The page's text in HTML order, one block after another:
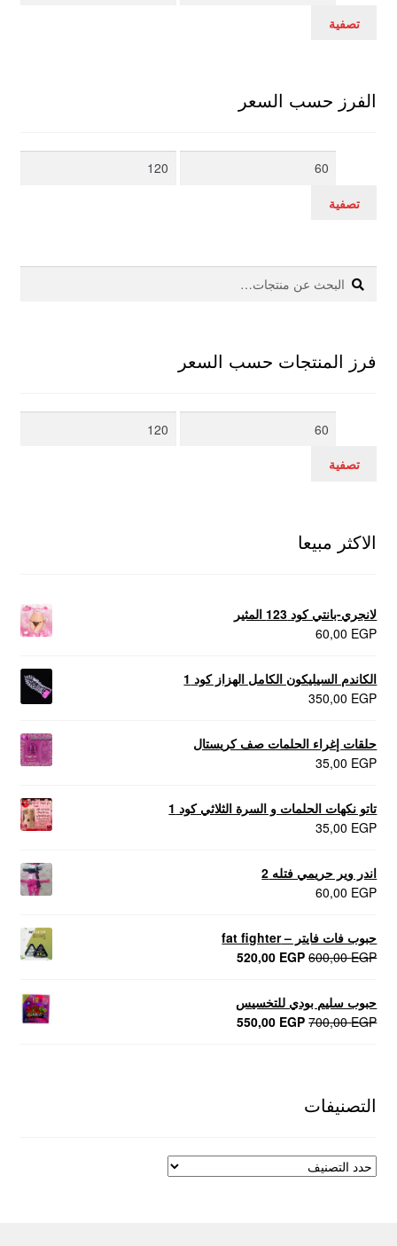
تصفية
الفرز حسب السعر
أدنى
أعلى
تصفية
البحث
عن:
بحث
فرز المنتجات حسب السعر
أدنى
أعلى
تصفية
الاكثر مبيعا
لانجري-بانتي كود 123 المثير
60,00 EGP
الكاندم السيليكون الكامل الهزاز كود 1
350,00 EGP
حلقات إغراء الحلمات صف كريستال
35,00 EGP
تاتو نكهات الحلمات و السرة الثلاثي كود 1
35,00 EGP
اندر وير حريمي فتله 2
60,00 EGP
حبوب فات فايتر – fat fighter
600,00EGP
السعر
600,00 EGP.
520,00 EGP
السعر
520,00 EGP.
حبوب سليم بودي للتخسيس
700,00EGP
السعر550,00 EGP
السعر
التصنيفات